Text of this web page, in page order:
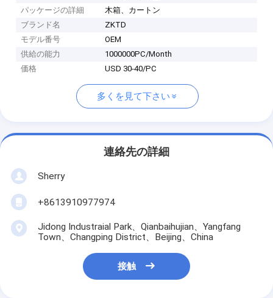
パッケージの詳細
木箱、カートン
ブランド名
ZKTD
モデル番号
OEM
供給の能力
1000000PC/Month
価格
USD 30-40/PC
多くを見て下さい
連絡先の詳細
Sherry
+8613910977974
Jidong Industraial Park、Qianbaihujian、Yangfang
Town、Changping District、Beijing、China
接触